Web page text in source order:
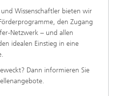
Wissenschaftler bieten wir
den Zugang
Netzwerk – und allen
idealen Einstieg in eine
Dann informieren Sie